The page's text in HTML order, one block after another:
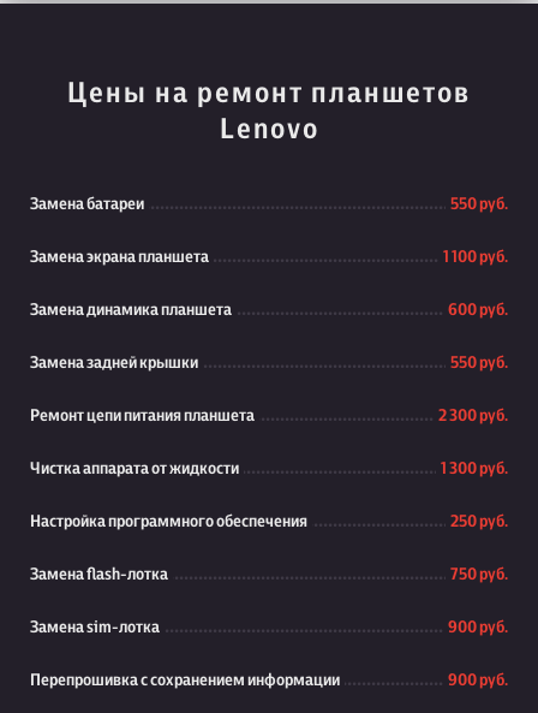
Цены на ремонт планшетов
Lenovo
Замена батареи 550 руб.
Замена экрана планшета 1 100 руб.
Замена динамика планшета 600 руб.
Замена задней крышки 550 руб.
Ремонт цепи питания планшета 2 300 руб.
Чистка аппарата от жидкости 1 300 руб.
Настройка программного обеспечения 250 руб.
Замена flash-лотка 750 руб.
Замена sim-лотка 900 руб.
Перепрошивка с сохранением информации 900 руб.